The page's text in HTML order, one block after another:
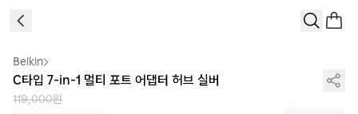
Belkin
C타입 7-in-1 멀티 포트 어댑터 허브 실버
119,000원